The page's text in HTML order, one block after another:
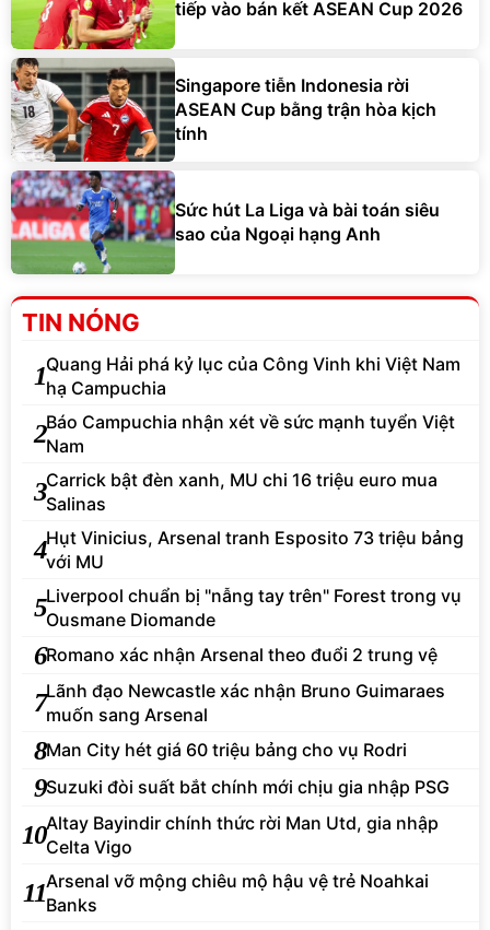
tiếp vào bán kết ASEAN Cup 2026
Singapore tiễn Indonesia rời
ASEAN Cup bằng trận hòa kịch
tính
Sức hút La Liga và bài toán siêu
sao của Ngoại hạng Anh
TIN NÓNG
1Quang Hải phá kỷ lục của Công Vinh khi Việt Nam
hạ Campuchia
2Báo Campuchia nhận xét về sức mạnh tuyển Việt
Nam
3Carrick bật đèn xanh, MU chi 16 triệu euro mua
Salinas
4Hụt Vinicius, Arsenal tranh Esposito 73 triệu bảng
với MU
5Liverpool chuẩn bị "nẫng tay trên" Forest trong vụ
Ousmane Diomande
6Romano xác nhận Arsenal theo đuổi 2 trung vệ
7Lãnh đạo Newcastle xác nhận Bruno Guimaraes
muốn sang Arsenal
8Man City hét giá 60 triệu bảng cho vụ Rodri
9Suzuki đòi suất bắt chính mới chịu gia nhập PSG
10Altay Bayindir chính thức rời Man Utd, gia nhập
Celta Vigo
11Arsenal vỡ mộng chiêu mộ hậu vệ trẻ Noahkai
Banks